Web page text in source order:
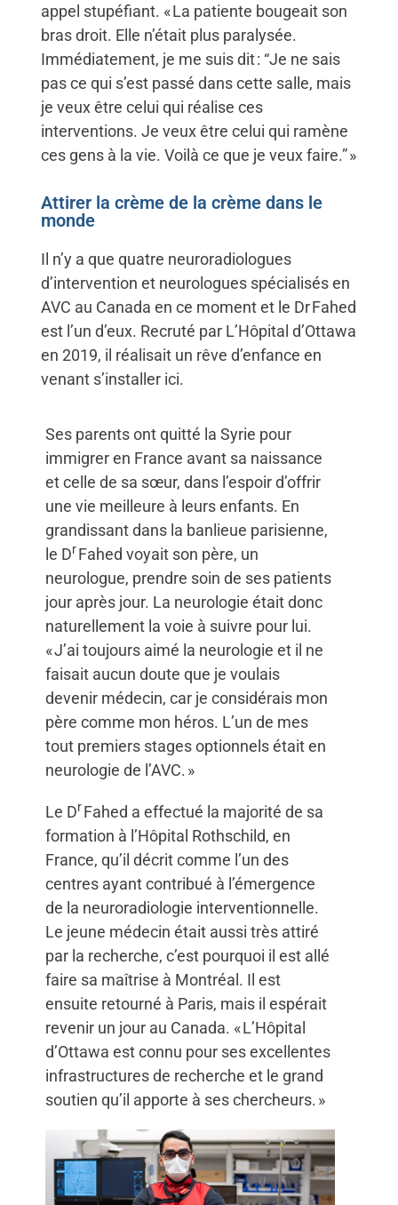
appel stupéfiant. « La patiente bougeait son
bras droit. Elle n’était plus paralysée.
Immédiatement, je me suis dit : “Je ne sais
pas ce qui s’est passé dans cette salle, mais
je veux être celui qui réalise ces
interventions. Je veux être celui qui ramène
ces gens à la vie. Voilà ce que je veux faire.” »
Attirer la crème de la crème dans le
monde ​
Il n’y a que quatre neuroradiologues
d’intervention et neurologues spécialisés en
AVC au Canada en ce moment et le Dr Fahed
est l’un d’eux. Recruté par L’Hôpital d’Ottawa
en 2019, il réalisait un rêve d’enfance en
venant s’installer ici.
Ses parents ont quitté la Syrie pour
immigrer en France avant sa naissance
et celle de sa sœur, dans l’espoir d’offrir
une vie meilleure à leurs enfants. En
grandissant dans la banlieue parisienne,
le DrFahed voyait son père, un
neurologue, prendre soin de ses patients
jour après jour. La neurologie était donc
naturellement la voie à suivre pour lui.
« J’ai toujours aimé la neurologie et il ne
faisait aucun doute que je voulais
devenir médecin, car je considérais mon
père comme mon héros. L’un de mes
tout premiers stages optionnels était en
neurologie de l’AVC. »
Le DrFahed a effectué la majorité de sa
formation à l’Hôpital Rothschild, en
France, qu’il décrit comme l’un des
centres ayant contribué à l’émergence
de la neuroradiologie interventionnelle.
Le jeune médecin était aussi très attiré
par la recherche, c’est pourquoi il est allé
faire sa maîtrise à Montréal. Il est
ensuite retourné à Paris, mais il espérait
revenir un jour au Canada. « L’Hôpital
d’Ottawa est connu pour ses excellentes
infrastructures de recherche et le grand
soutien qu’il apporte à ses chercheurs. »